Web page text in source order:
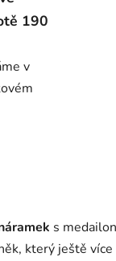
190
v
s
který ještě